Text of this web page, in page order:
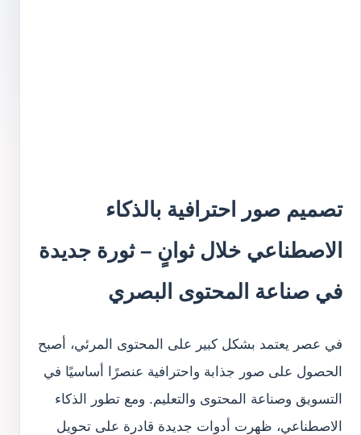
تصميم صور احترافية بالذكاء
الاصطناعي خلال ثوانٍ – ثورة جديدة
في صناعة المحتوى البصري
في عصر يعتمد بشكل كبير على المحتوى المرئي، أصبح
الحصول على صور جذابة واحترافية عنصرًا أساسيًا في
التسويق وصناعة المحتوى والتعليم. ومع تطور الذكاء
الاصطناعي، ظهرت أدوات جديدة قادرة على تحويل